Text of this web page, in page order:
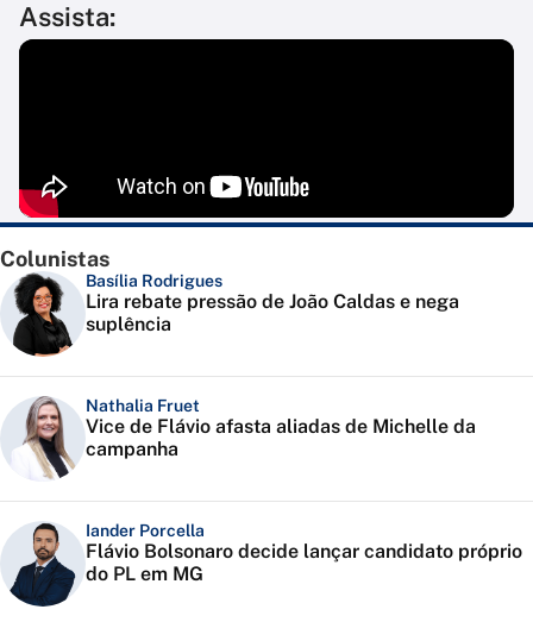
Assista:
Colunistas
Basília Rodrigues
Lira rebate pressão de João Caldas e nega
suplência
Nathalia Fruet
Vice de Flávio afasta aliadas de Michelle da
campanha
Iander Porcella
Flávio Bolsonaro decide lançar candidato próprio
do PL em MG